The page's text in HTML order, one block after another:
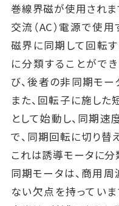
巻線界磁が使用されま
交流（AC）電源で使
磁界に同期して回転
に分類することがで
び、後者の非同期モー
また、回転子に施し
として始動し、同期
で、同期回転に切り替
これは誘導モータに分
同期モータは、商用
ない欠点を持ってい